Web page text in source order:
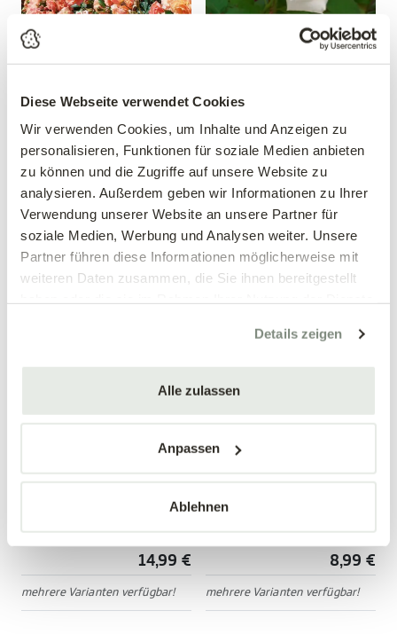
Diese Webseite verwendet Cookies
Wir verwenden Cookies, um Inhalte und Anzeigen zu
personalisieren, Funktionen für soziale Medien anbieten
zu können und die Zugriffe auf unsere Website zu
analysieren. Außerdem geben wir Informationen zu Ihrer
Verwendung unserer Website an unsere Partner für
soziale Medien, Werbung und Analysen weiter. Unsere
Partner führen diese Informationen möglicherweise mit
weiteren Daten zusammen, die Sie ihnen bereitgestellt
Details zeigen
Alle zulassen
Anpassen
Ablehnen
Apricot'®
Rosa 'Bordüre Apricot'®
12,99 €
mehrere Varianten verfügbar!
Paul II'®
Rosa 'Papst Johannes Paul
II'®
12,99 €
mehrere Varianten verfügbar!
Edelrose 'Nostalgie'®
14,99 €
mehrere Varianten verfügbar!
Mengen-
rabatt
Bodendeckerrose
'Mirato'®
8,99 €
mehrere Varianten verfügbar!